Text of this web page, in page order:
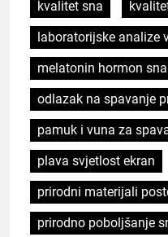
kvalitet sna
laboratorijske analize
melatonin hormon sna
odlazak na spavanje
pamuk i vuna za
plava svjetlost ekran
prirodni materijali
prirodno poboljšanje